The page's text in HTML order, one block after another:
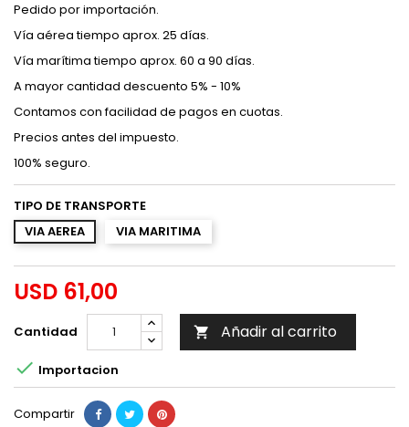
Pedido por importación.
Vía aérea tiempo aprox. 25 días.
Vía marítima tiempo aprox. 60 a 90 días.
A mayor cantidad descuento 5% - 10%
Contamos con facilidad de pagos en cuotas.
Precios antes del impuesto.
100% seguro.
TIPO DE TRANSPORTE
VIA AEREA
VIA MARITIMA
USD 61,00
Cantidad  Añadir al carrito
 Importacion
Compartir